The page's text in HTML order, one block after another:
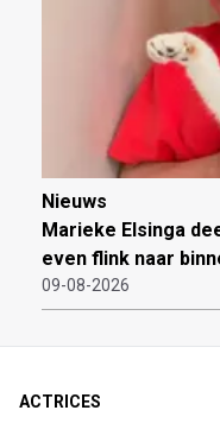
Nieuws
Marieke Elsinga
even flink naar
09-08-2026
ACTRICES